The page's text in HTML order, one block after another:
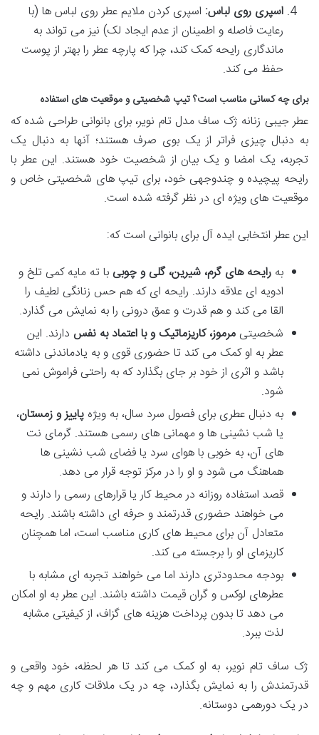
اسپری روی لباس: اسپری کردن ملایم عطر روی لباس ها (با
رعایت فاصله و اطمینان از عدم ایجاد لک) نیز می تواند به
ماندگاری رایحه کمک کند، چرا که پارچه عطر را بهتر از پوست
حفظ می کند.
برای چه کسانی مناسب است؟ تیپ شخصیتی و موقعیت های استفاده
عطر جیبی زنانه ژک ساف مدل تام نویر، برای بانوانی طراحی شده که
به دنبال چیزی فراتر از یک بوی صرف هستند؛ آنها به دنبال یک
تجربه، یک امضا و یک بیان از شخصیت خود هستند. این عطر با
رایحه پیچیده و چندوجهی خود، برای تیپ های شخصیتی خاص و
موقعیت های ویژه ای در نظر گرفته شده است.
این عطر انتخابی ایده آل برای بانوانی است که:
به رایحه های گرم، شیرین، گلی و چوبی با ته مایه کمی تلخ و
ادویه ای علاقه دارند. رایحه ای که هم حس زنانگی لطیف را
القا می کند و هم قدرت و عمق درونی را به نمایش می گذارد.
شخصیتی مرموز، کاریزماتیک و با اعتماد به نفس دارند. این
عطر به او کمک می کند تا حضوری قوی و به یادماندنی داشته
باشد و اثری از خود بر جای بگذارد که به راحتی فراموش نمی
شود.
به دنبال عطری برای فصول سرد سال، به ویژه پاییز و زمستان،
یا شب نشینی ها و مهمانی های رسمی هستند. گرمای نت
های آن، به خوبی با هوای سرد یا فضای شب نشینی ها
هماهنگ می شود و او را در مرکز توجه قرار می دهد.
قصد استفاده روزانه در محیط کار یا قرارهای رسمی را دارند و
می خواهند حضوری قدرتمند و حرفه ای داشته باشند. رایحه
متعادل آن برای محیط های کاری مناسب است، اما همچنان
کاریزمای او را برجسته می کند.
بودجه محدودتری دارند اما می خواهند تجربه ای مشابه با
عطرهای لوکس و گران قیمت داشته باشند. این عطر به او امکان
می دهد تا بدون پرداخت هزینه های گزاف، از کیفیتی مشابه
لذت ببرد.
ژک ساف تام نویر، به او کمک می کند تا هر لحظه، خود واقعی و
قدرتمندش را به نمایش بگذارد، چه در یک ملاقات کاری مهم و چه
در یک دورهمی دوستانه.